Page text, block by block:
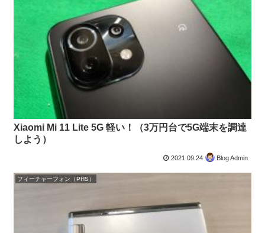
Xiaomi Mi 11 Lite 5G 軽い！（3万円台で5G端末を調達
しよう）
2021.09.24 Blog Admin
フィーチャーフォン（PHS）